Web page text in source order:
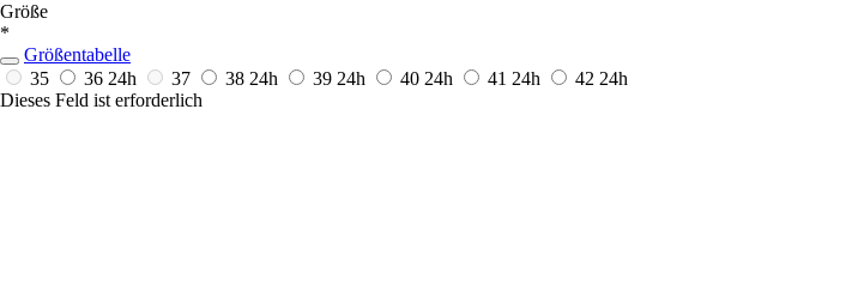
Größe
*
Größentabelle
35
36 24h 37 38 24h 39 24h 40 24h 41 24h 42 24h
Dieses Feld ist erforderlich